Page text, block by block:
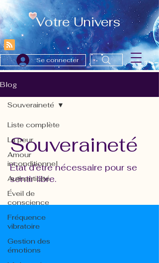
Votre Univers
Se connecter
Blog
Liste complète
La peur
Amour
inconditionnel
Authenticité
Éveil de
conscience
Fréquence
vibratoire
Gestion des
émotions
Souveraineté
Souveraineté
État d'être nécessaire pour se
sentir libre.